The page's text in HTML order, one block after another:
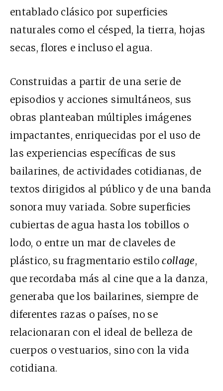
entablado clásico por superficies
naturales como el césped, la tierra, hojas
secas, flores e incluso el agua.
Construidas a partir de una serie de
episodios y acciones simultáneos, sus
obras planteaban múltiples imágenes
impactantes, enriquecidas por el uso de
las experiencias específicas de sus
bailarines, de actividades cotidianas, de
textos dirigidos al público y de una banda
sonora muy variada. Sobre superficies
cubiertas de agua hasta los tobillos o
lodo, o entre un mar de claveles de
plástico, su fragmentario estilocollage,
que recordaba más al cine que a la danza,
generaba que los bailarines, siempre de
diferentes razas o países, no se
relacionaran con el ideal de belleza de
cuerpos o vestuarios, sino con la vida
cotidiana.